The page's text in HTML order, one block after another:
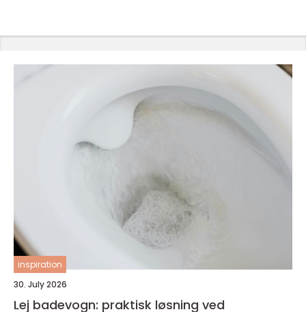
inspiration
30. July 2026
Lej badevogn: praktisk løsning ved